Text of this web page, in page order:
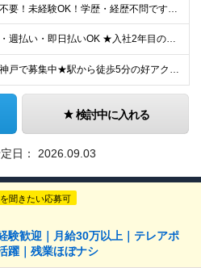
＜履歴書不要！未経験OK！学歴・経歴不問です＞ ◆スキル・資格は一切不要 ◆職種・業種未経験歓迎 ◆第二新卒・ブランク・社会人デビューOK ＜こんな方にピッタリ！＞ □収入もお休みも大切にしたい方
★日払い・週払い・即日払いOK ★入社2年目の平均年収687万円 ★入社3年目で年収900万円の社員も在籍 ＼2つのコースから給与形態を選べます！／ 【1】安定収入をゲットしたい方向けコース 基本給
★大阪・神戸で募集中★駅から徒歩5分の好アクセス ■新大阪事業所／大阪府大阪市東淀川区東中島4-11-6 ネオライフ新大阪ビル8F ■神戸事業所／兵庫県神戸市中央区多聞通4-4-13 歩11番館50
検討中に入れる
日： 2026.09.03
聞きたい応募可
験歓迎｜月給30万以上｜テレアポ
躍｜残業ほぼナシ